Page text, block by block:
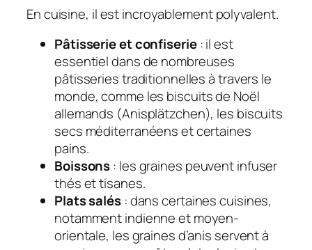
En cuisine, il est incroyablement polyvalent.
Pâtisserie et confiserie : il est
essentiel dans de nombreuses
pâtisseries traditionnelles à travers le
monde, comme les biscuits de Noël
allemands (Anisplätzchen), les biscuits
secs méditerranéens et certaines
pains.
Boissons : les graines peuvent infuser
thés et tisanes.
Plats salés: dans certaines cuisines,
notamment indienne et moyen-
orientale, les graines d’anis servent à